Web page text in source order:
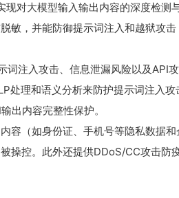
对大模型输入输出内容的深度检测
敏，并能防御提示词注入和越狱攻
注入攻击、信息泄漏风险以及API
处理和语义分析来防护提示词注入攻
出内容完整性保护。
容（如身份证、手机号等隐私数据
操控。此外还提供DDoS/CC攻击防